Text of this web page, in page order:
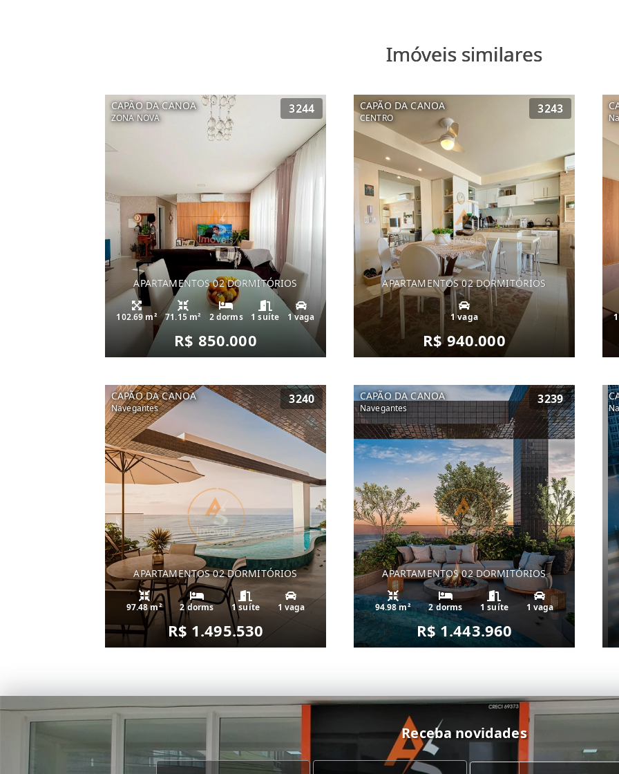
Imóveis similares
CAPÃO DA CANOA
ZONA NOVA
3244
APARTAMENTOS 02 DORMITÓRIOS
102.69 m² 71.15 m² 2 dorms 1 suíte 1 vaga
R$ 850.000
CAPÃO DA CANOA
CENTRO
3243
APARTAMENTOS 02 DORMITÓRIOS
1 vaga
R$ 940.000
CAPÃO DA CANOA
Navegantes
3240
APARTAMENTOS 02 DORMITÓRIOS
97.48 m² 2 dorms 1 suíte 1 vaga
R$ 1.495.530
CAPÃO DA CANOA
Navegantes
3239
APARTAMENTOS 02 DORMITÓRIOS
94.98 m² 2 dorms 1 suíte 1 vaga
R$ 1.443.960
Receba novidades